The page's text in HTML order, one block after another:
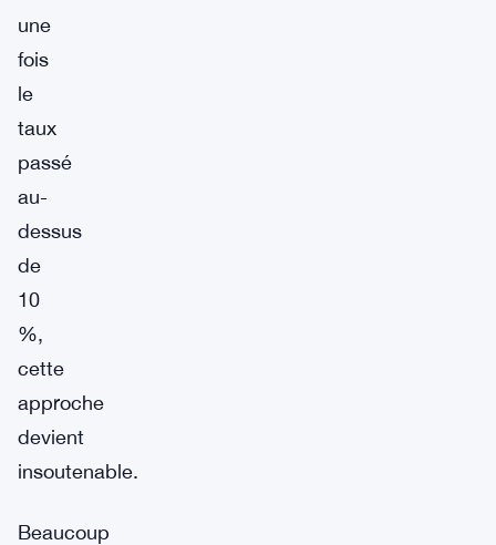
une
fois
le
taux
passé
au-
dessus
de
10
%,
cette
approche
devient
insoutenable.
Beaucoup